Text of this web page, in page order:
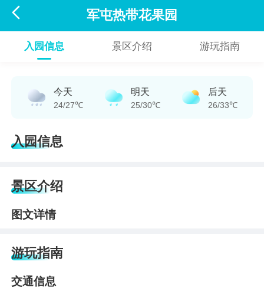
 军屯热带花果园
入园信息 景区介绍 游玩指南
今天
24/27℃
明天
25/30℃
后天
26/33℃
入园信息
景区介绍
图文详情
游玩指南
交通信息